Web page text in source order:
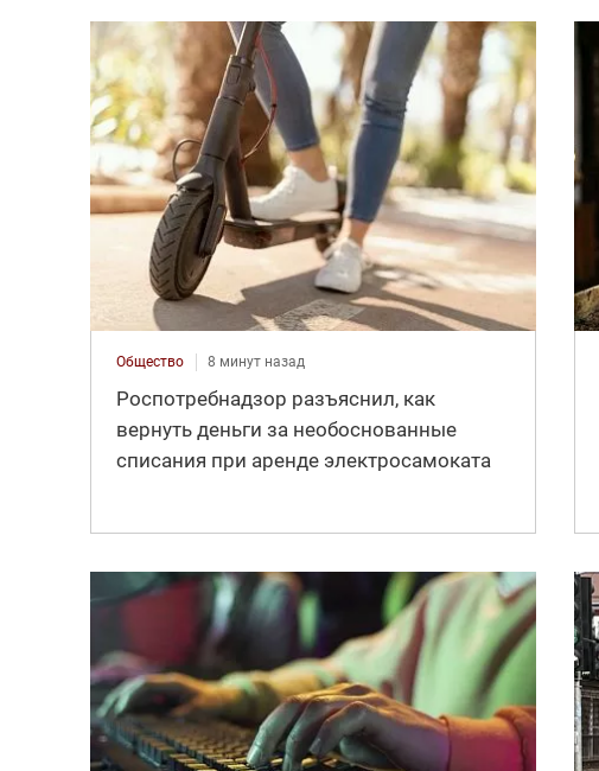
Общество 8 минут назад
Роспотребнадзор разъяснил, как
вернуть деньги за необоснованные
списания при аренде электросамоката